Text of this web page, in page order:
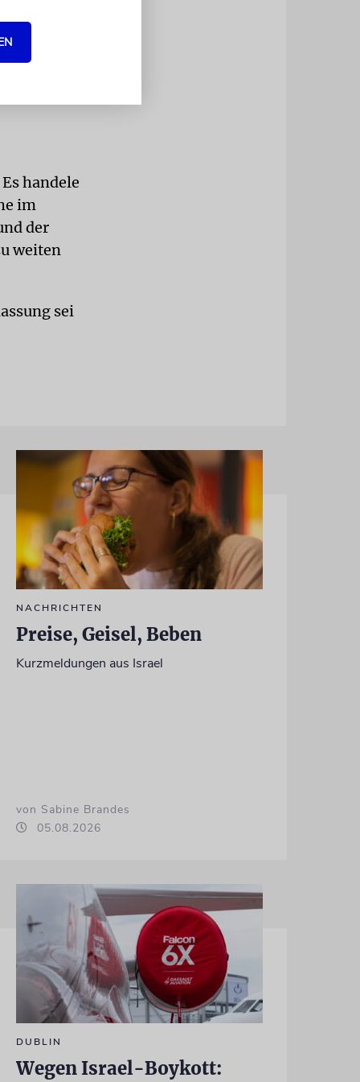
dem
handele
im
der
weiten
sei
NACHRICHTEN
Preise, Geisel, Beben
Kurzmeldungen aus Israel
von Sabine Brandes
05.08.2026
DUBLIN
Wegen Israel-Boykott: